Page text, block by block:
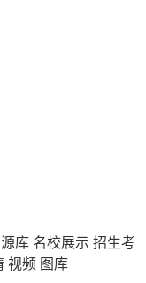
库 名校展示 招生考
视频 图库